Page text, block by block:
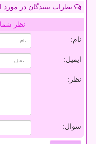
نظرات بینندگان در
نظر
نام:
ایمیل:
نظر:
سوال: